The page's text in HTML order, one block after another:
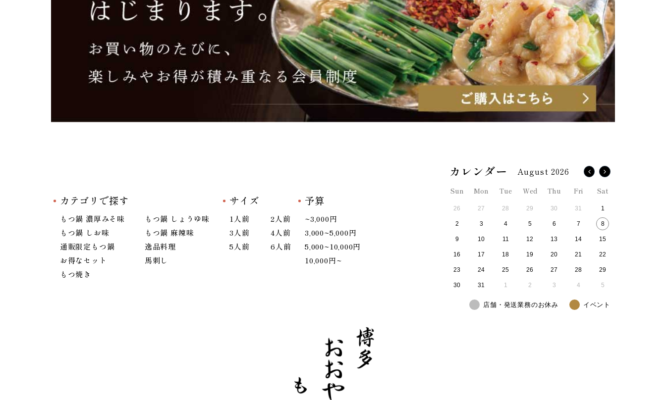
カテゴリで探す
もつ鍋 濃厚みそ味
もつ鍋 しょうゆ味
もつ鍋 しお味
もつ鍋 麻辣味
通販限定もつ鍋
逸品料理
お得なセット
馬刺し
もつ焼き
サイズ
1人前
2人前
3人前
4人前
5人前
6人前
予算
~3,000円
3,000~5,000円
5,000~10,000円
10,000円~
August 2026
Sun Mon Tue Wed Thu Fri Sat
26 27 28 29 30 31 1
2 3 4 5 6 7 8
9 10 11 12 13 14 15
16 17 18 19 20 21 22
23 24 25 26 27 28 29
30 31 1 2 3 4 5
店舗・発送業務のお休み イベント